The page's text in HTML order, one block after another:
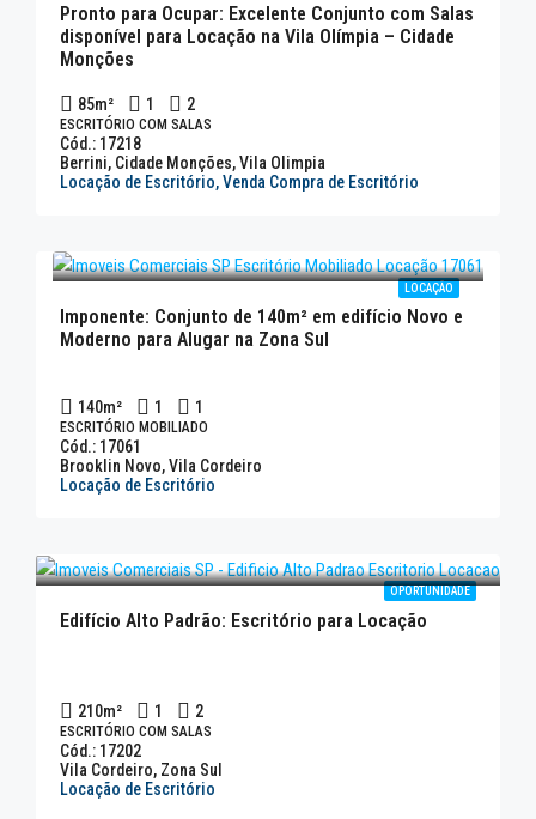
Pronto para Ocupar: Excelente Conjunto com Salas
disponível para Locação na Vila Olímpia – Cidade
Monções
85m² 1 2
ESCRITÓRIO COM SALAS
Cód.: 17218
Berrini, Cidade Monções, Vila Olimpia
Locação de Escritório, Venda Compra de Escritório
LOCAÇÃO
Imponente: Conjunto de 140m² em edifício Novo e
Moderno para Alugar na Zona Sul
140m² 1 1
ESCRITÓRIO MOBILIADO
Cód.: 17061
Brooklin Novo, Vila Cordeiro
Locação de Escritório
OPORTUNIDADE
Edifício Alto Padrão: Escritório para Locação
210m² 1 2
ESCRITÓRIO COM SALAS
Cód.: 17202
Vila Cordeiro, Zona Sul
Locação de Escritório